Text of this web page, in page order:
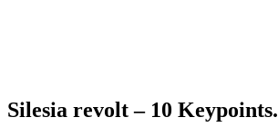
Silesia revolt – 10 Keypoints.